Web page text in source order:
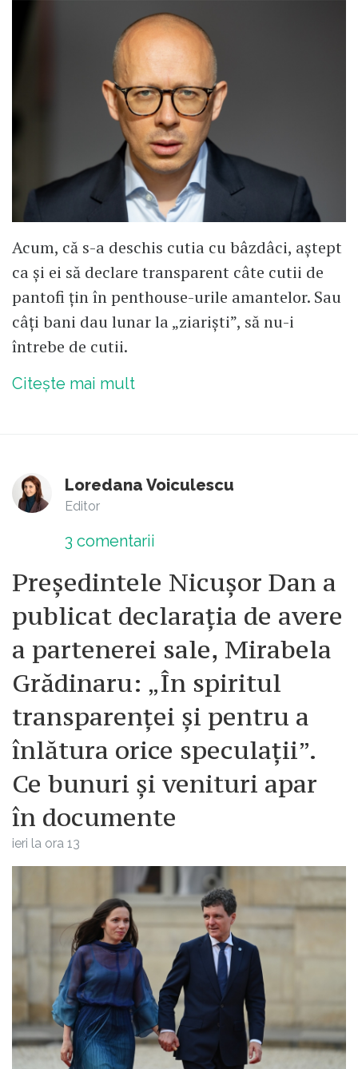
Acum, că s-a deschis cutia cu bâzdâci, aștept
ca și ei să declare transparent câte cutii de
pantofi țin în penthouse-urile amantelor. Sau
câți bani dau lunar la „ziariști”, să nu-i
întrebe de cutii.
Citește mai mult
Loredana Voiculescu
Editor
3 comentarii
Președintele Nicușor Dan a
publicat declarația de avere
a partenerei sale, Mirabela
Grădinaru: „În spiritul
transparenței și pentru a
înlătura orice speculații”.
Ce bunuri și venituri apar
în documente
ieri la ora 13